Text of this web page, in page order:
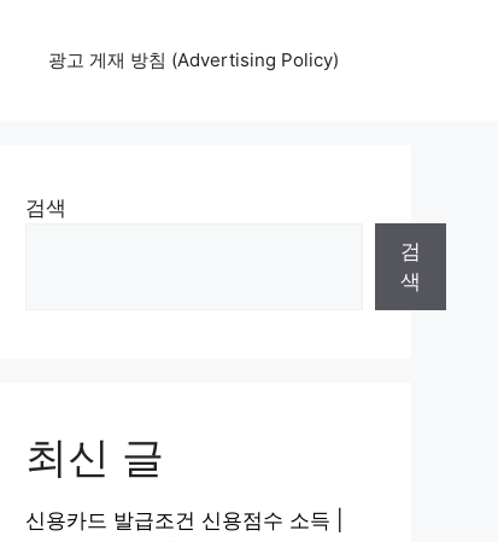
광고 게재 방침 (Advertising Policy)
검색
검
색
최신 글
신용카드 발급조건 신용점수 소득 |